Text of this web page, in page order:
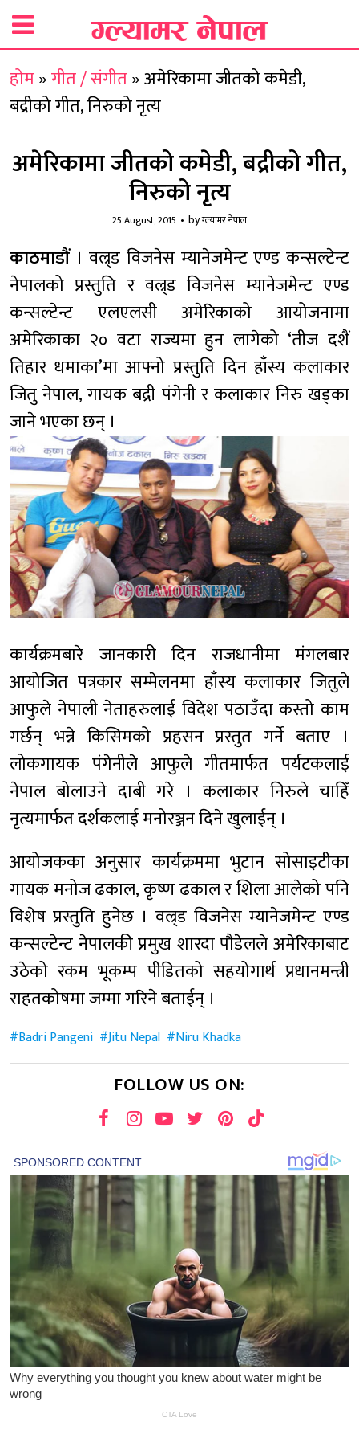
होम»गीत / संगीत»अमेरिकामा जीतको कमेडी,
बद्रीको गीत, निरुको नृत्य
अमेरिकामा जीतको कमेडी, बद्रीको गीत,
निरुको नृत्य
25 August, 2015 byग्ल्यामर नेपाल
काठमाडौं। वल्र्ड विजनेस म्यानेजमेन्ट एण्ड कन्सल्टेन्ट
नेपालको प्रस्तुति र वल्र्ड विजनेस म्यानेजमेन्ट एण्ड
कन्सल्टेन्ट एलएलसी अमेरिकाको आयोजनामा
अमेरिकाका २० वटा राज्यमा हुन लागेको ‘तीज दशैं
तिहार धमाका’मा आफ्नो प्रस्तुति दिन हाँस्य कलाकार
जितु नेपाल, गायक बद्री पंगेनी र कलाकार निरु खड्का
जाने भएका छन् ।
कार्यक्रमबारे जानकारी दिन राजधानीमा मंगलबार
आयोजित पत्रकार सम्मेलनमा हाँस्य कलाकार जितुले
आफुले नेपाली नेताहरुलाई विदेश पठाउँदा कस्तो काम
गर्छन् भन्ने किसिमको प्रहसन प्रस्तुत गर्ने बताए ।
लोकगायक पंगेनीले आफुले गीतमार्फत पर्यटकलाई
नेपाल बोलाउने दाबी गरे । कलाकार निरुले चाहिँ
नृत्यमार्फत दर्शकलाई मनोरञ्जन दिने खुलाईन् ।
आयोजकका अनुसार कार्यक्रममा भुटान सोसाइटीका
गायक मनोज ढकाल, कृष्ण ढकाल र शिला आलेको पनि
विशेष प्रस्तुति हुनेछ । वल्र्ड विजनेस म्यानेजमेन्ट एण्ड
कन्सल्टेन्ट नेपालकी प्रमुख शारदा पौडेलले अमेरिकाबाट
उठेको रकम भूकम्प पीडितको सहयोगार्थ प्रधानमन्त्री
राहतकोषमा जम्मा गरिने बताईन् ।
Badri Pangeni Jitu Nepal Niru Khadka
FOLLOW US ON: